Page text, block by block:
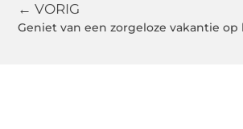
← VORIG
Geniet van een zorgeloze vakantie